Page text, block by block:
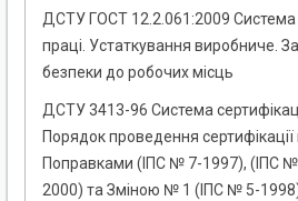
ДСТУ ГОСТ 12.2.061:2009 Система
праці. Устаткування виробниче.
безпеки до робочих місць
ДСТУ 3413-96 Система
Порядок проведення сертифікації
Поправками (ІПС № 7-1997), (ІПС
2000) та Зміною № 1 (ІПС № 5-